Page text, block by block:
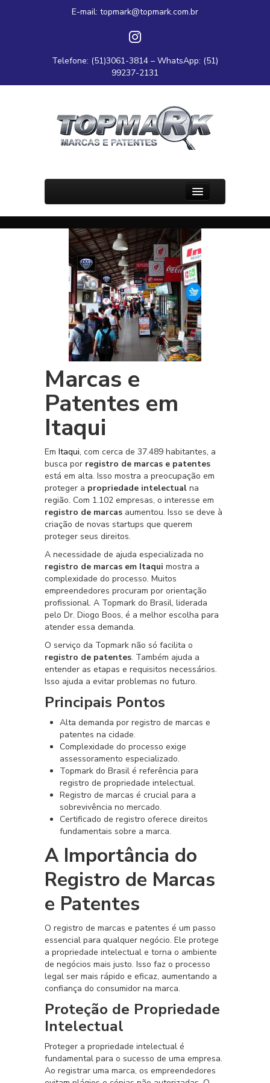
E-mail: topmark@topmark.com.br
Telefone: (51)3061-3814 – WhatsApp: (51)
99237-2131
A TOPMARK
SOBRE O RS
CONTATO
Marcas e
Patentes em
Itaqui
Em Itaqui, com cerca de 37.489 habitantes, a
busca por registro de marcas e patentes
está em alta. Isso mostra a preocupação em
proteger a propriedade intelectual na
região. Com 1.102 empresas, o interesse em
registro de marcas aumentou. Isso se deve à
criação de novas startups que querem
proteger seus direitos.
A necessidade de ajuda especializada no
registro de marcas em Itaqui mostra a
complexidade do processo. Muitos
empreendedores procuram por orientação
profissional. A Topmark do Brasil, liderada
pelo Dr. Diogo Boos, é a melhor escolha para
atender essa demanda.
O serviço da Topmark não só facilita o
registro de patentes. Também ajuda a
entender as etapas e requisitos necessários.
Isso ajuda a evitar problemas no futuro.
Principais Pontos
Alta demanda por registro de marcas e
patentes na cidade.
Complexidade do processo exige
assessoramento especializado.
Topmark do Brasil é referência para
registro de propriedade intelectual.
Registro de marcas é crucial para a
sobrevivência no mercado.
Certificado de registro oferece direitos
fundamentais sobre a marca.
A Importância do
Registro de Marcas
e Patentes
O registro de marcas e patentes é um passo
essencial para qualquer negócio. Ele protege
a propriedade intelectual e torna o ambiente
de negócios mais justo. Isso faz o processo
legal ser mais rápido e eficaz, aumentando a
confiança do consumidor na marca.
Proteção de Propriedade
Intelectual
Proteger a propriedade intelectual é
fundamental para o sucesso de uma empresa.
Ao registrar uma marca, os empreendedores